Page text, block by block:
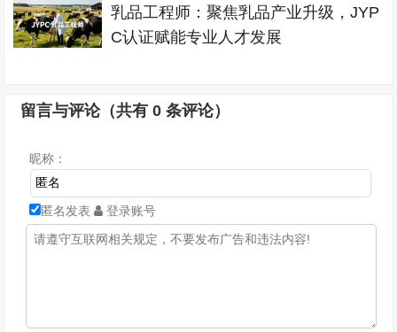
乳品工程师：聚焦乳品产业升级，JYP
C认证赋能专业人才发展
留言与评论（共有0 条评论）
昵称：
匿名发表 登录账号